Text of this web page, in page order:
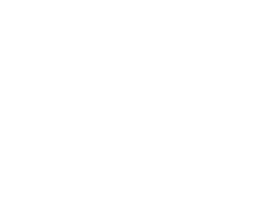
Jugendliche können Betreuung für eine